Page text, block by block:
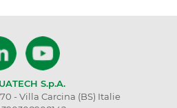
S.p.A.
- Villa Carcina (BS) Italie